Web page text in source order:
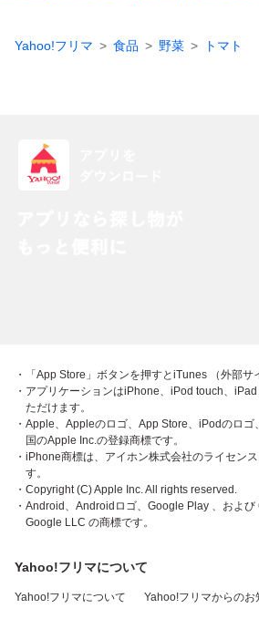
Yahoo!フリマ 食品 野菜 トマト
・「App Store」ボタンを押すとiTunes （外部サ
・アプリケーションはiPhone、iPod touch、
ただけます。
・Apple、Appleのロゴ、App Store、iPodのロ
国のApple Inc.の登録商標です。
・iPhone商標は、アイホン株式会社のライセン
す。
・Copyright (C) Apple Inc. All rights reserved.
・Android、Androidロゴ、Google Play 、および
Google LLC の商標です。
Yahoo!フリマについて
Yahoo!フリマについて Yahoo!フリマからのお